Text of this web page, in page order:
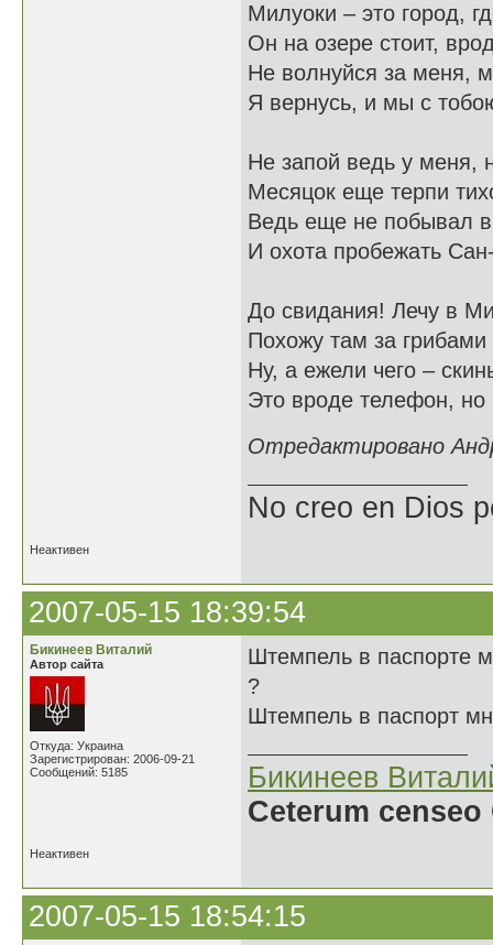
Милуоки – это город,
Он на озере стоит,
Не волнуйся за меня,
Я вернусь, и мы с
Не запой ведь у меня,
Месяцок еще терпи
Ведь еще не побывал
И охота пробежать
До свидания! Лечу в
Похожу там за грибами
Ну, а ежели чего –
Это вроде телефон,
Отредактировано
No creo en Dios
Неактивен
2007-05-15 18:39:54
Бикинеев Виталий
Автор сайта
Откуда: Украина
Зарегистрирован: 2006-09-21
Сообщений: 5185
Штемпель в паспорте
?
Штемпель в паспорт
Бикинеев
Ceterum
Неактивен
2007-05-15 18:54:15